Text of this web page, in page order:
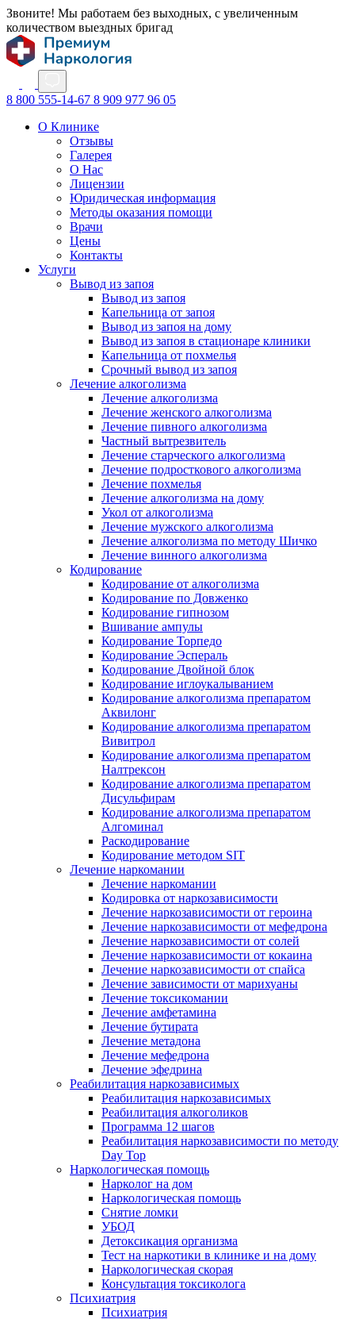
Звоните! Мы работаем без выходных, с увеличенным
количеством выездных бригад
8 800 555-14-67 8 909 977 96 05
О Клинике
Отзывы
Галерея
О Нас
Лицензии
Юридическая информация
Методы оказания помощи
Врачи
Цены
Контакты
Услуги
Вывод из запоя
Вывод из запоя
Капельница от запоя
Вывод из запоя на дому
Вывод из запоя в стационаре клиники
Капельница от похмелья
Срочный вывод из запоя
Лечение алкоголизма
Лечение алкоголизма
Лечение женского алкоголизма
Лечение пивного алкоголизма
Частный вытрезвитель
Лечение старческого алкоголизма
Лечение подросткового алкоголизма
Лечение похмелья
Лечение алкоголизма на дому
Укол от алкоголизма
Лечение мужского алкоголизма
Лечение алкоголизма по методу Шичко
Лечение винного алкоголизма
Кодирование
Кодирование от алкоголизма
Кодирование по Довженко
Кодирование гипнозом
Вшивание ампулы
Кодирование Торпедо
Кодирование Эспераль
Кодирование Двойной блок
Кодирование иглоукалыванием
Кодирование алкоголизма препаратом
Аквилонг
Кодирование алкоголизма препаратом
Вивитрол
Кодирование алкоголизма препаратом
Налтрексон
Кодирование алкоголизма препаратом
Дисульфирам
Кодирование алкоголизма препаратом
Алгоминал
Раскодирование
Кодирование методом SIT
Лечение наркомании
Лечение наркомании
Кодировка от наркозависимости
Лечение наркозависимости от героина
Лечение наркозависимости от мефедрона
Лечение наркозависимости от солей
Лечение наркозависимости от кокаина
Лечение наркозависимости от спайса
Лечение зависимости от марихуаны
Лечение токсикомании
Лечение амфетамина
Лечение бутирата
Лечение метадона
Лечение мефедрона
Лечение эфедрина
Реабилитация наркозависимых
Реабилитация наркозависимых
Реабилитация алкоголиков
Программа 12 шагов
Реабилитация наркозависимости по методу
Day Top
Наркологическая помощь
Нарколог на дом
Наркологическая помощь
Снятие ломки
УБОД
Детоксикация организма
Тест на наркотики в клинике и на дому
Наркологическая скорая
Консультация токсиколога
Психиатрия
Психиатрия